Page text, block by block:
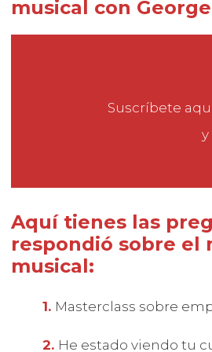
musical con
Suscríbete
y
Aquí tienes las
respondió sobre el
musical:
Masterclass sobre
He estado viendo tu